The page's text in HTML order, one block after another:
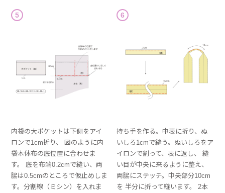
5
内袋の大ポケットは下側をアイ
ロンで1cm折り、 図のように内
袋本体布の底位置に合わせま
す。 底を布端0.2cmで縫い、両
脇は0.5cmのところで仮止めしま
す。分割線（ミシン）を入れま
6
持ち手を作る。中表に折り、ぬ
いしろ1cmで縫う。ぬいしろをア
イロンで割って、表に返し、 縫
い目が中央に来るように整え、
両脇にステッチ。中央部分10cm
を 半分に折って縫います。 2本